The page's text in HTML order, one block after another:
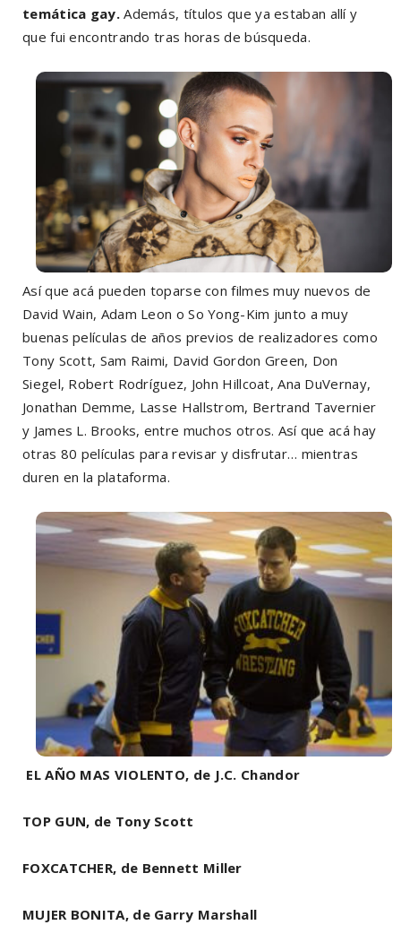
temática gay.Además, títulos que ya estaban allí y
que fui encontrando tras horas de búsqueda.
Así que acá pueden toparse con filmes muy nuevos de
David Wain, Adam Leon o So Yong-Kim junto a muy
buenas películas de años previos de realizadores como
Tony Scott, Sam Raimi, David Gordon Green, Don
Siegel, Robert Rodríguez, John Hillcoat, Ana DuVernay,
Jonathan Demme, Lasse Hallstrom, Bertrand Tavernier
y James L. Brooks, entre muchos otros. Así que acá hay
otras 80 películas para revisar y disfrutar… mientras
duren en la plataforma.
EL AÑO MAS VIOLENTO, de J.C. Chandor
TOP GUN, de Tony Scott
FOXCATCHER, de Bennett Miller
MUJER BONITA, de Garry Marshall